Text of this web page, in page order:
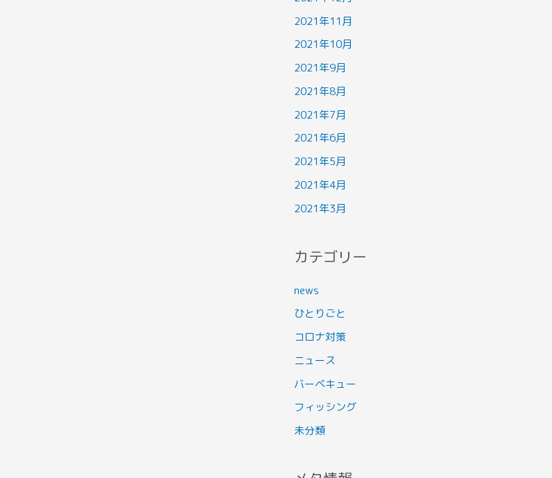
2021年11月
2021年10月
2021年9月
2021年8月
2021年7月
2021年6月
2021年5月
2021年4月
2021年3月
カテゴリー
news
ひとりごと
コロナ対策
ニュース
バーベキュー
フィッシング
未分類